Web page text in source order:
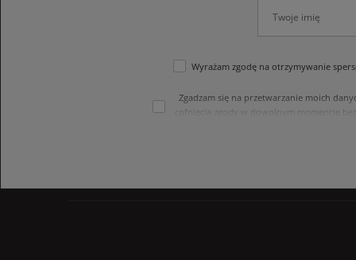
Wyrażam zgodę na otrzymywanie
Zgadzam się na przetwarzanie moich
cofnięcia zgody w dowolnym momencie
treści swoich danych i ich